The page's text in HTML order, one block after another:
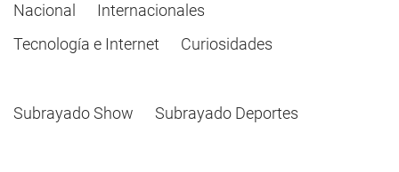
Nacional
Internacionales
Tecnología e Internet
Curiosidades
Subrayado Show Subrayado Deportes